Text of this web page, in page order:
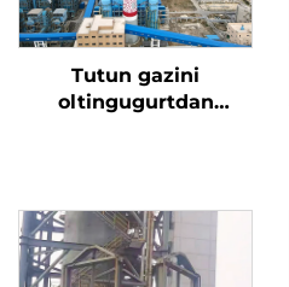
Tutun gazini
oltingugurtdan